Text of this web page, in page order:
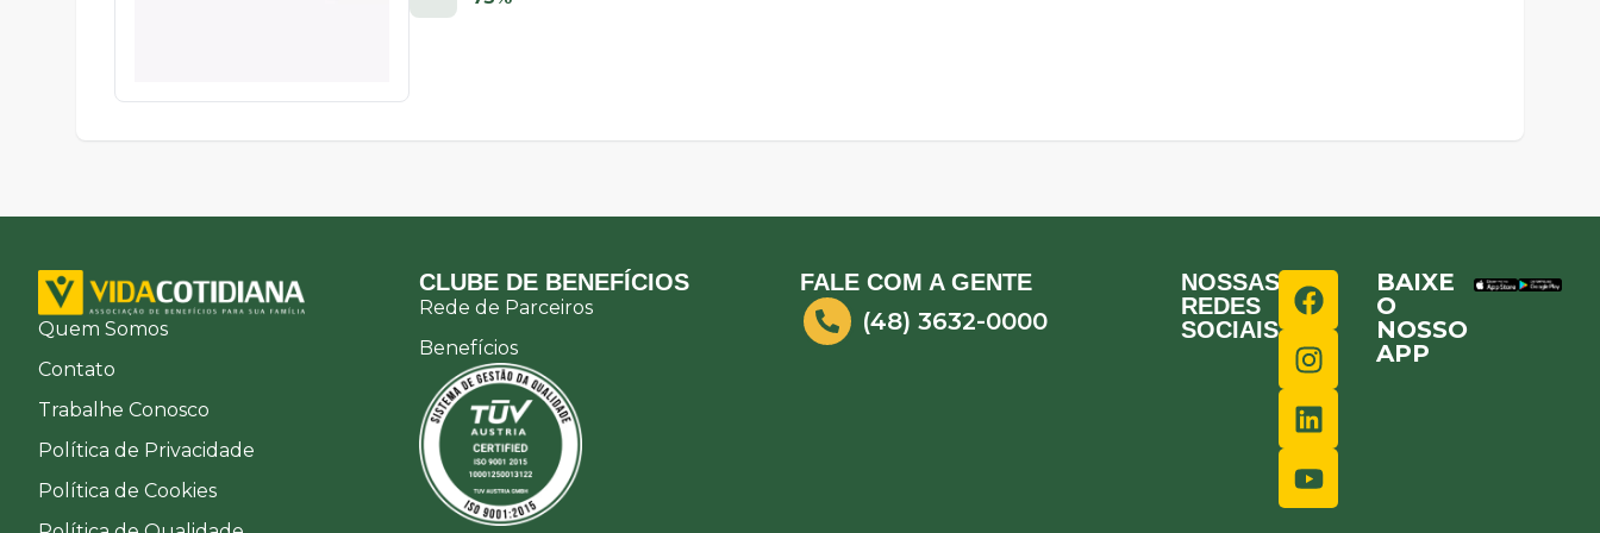
Quem Somos
Contato
Trabalhe Conosco
Política de Privacidade
Política de Cookies
CLUBE DE BENEFÍCIOS
Rede de Parceiros
Benefícios
FALE COM A GENTE
(48) 3632-0000
NOSSAS
REDES
SOCIAIS
BAIXE
O
NOSSO
APP